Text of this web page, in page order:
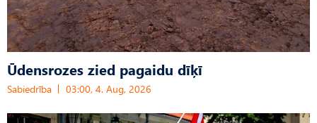
Ūdensrozes zied pagaidu dīķī
Sabiedrība 03:00, 4. Aug, 2026